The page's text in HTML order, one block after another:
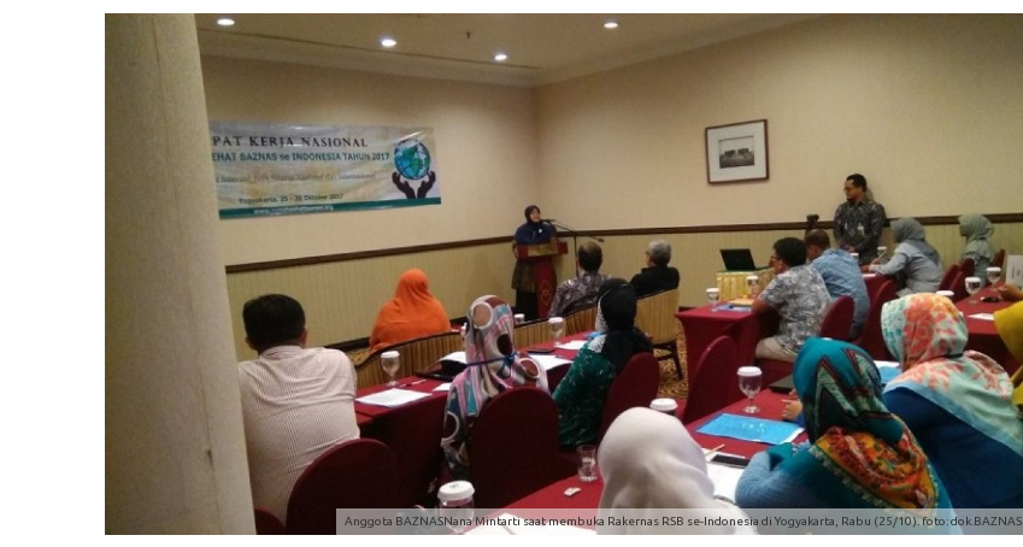
Anggota BAZNASNana Mintarti saat membuka Rakernas RSB se-Indonesia di Yogyakarta, Rabu (25/10). foto: dok.BAZNAS.